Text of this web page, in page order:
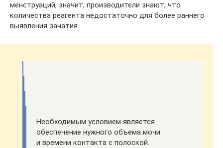
менструаций, значит, производители знают, что
количества реагента недостаточно для более раннего
выявления зачатия.
Необходимым условием является
обеспечение нужного объема мочи
и времени контакта с полоской.